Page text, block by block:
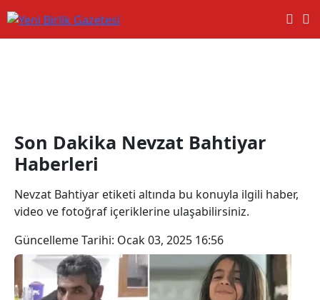
Son Dakika Nevzat Bahtiyar
Haberleri
Nevzat Bahtiyar etiketi altında bu konuyla ilgili haber,
video ve fotoğraf içeriklerine ulaşabilirsiniz.
Güncelleme Tarihi: Ocak 03, 2025 16:56